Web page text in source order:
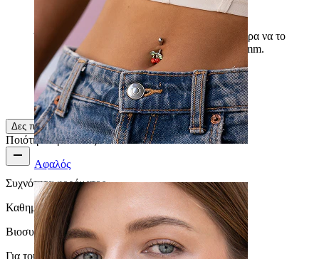
Αφαλός
Δύσκολο να εγκατασταθεί
Όμορφο κόσμημα, αλλά δυστυχώς δεν κατάφερα να το
εγκαταστήσω τελικά. Παρήγγειλα διάμετρο 6 mm.
Sera Επιβεβαιωμένη αγορά
AI Translated Show original
Δες περισσότερα
Ποιότητα προϊόντος
Συχνότητα φορέματος
Καθημερινή χρήση
Βιοσυμβατότητα
Για τους περισσότερους τύπους δέρματος